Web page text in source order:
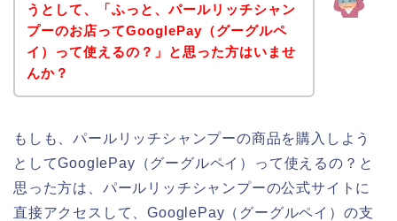
うとして、「ふっと、パールリッチシャン
プーのお店ってGooglePay（グーグルペ
イ）って使えるの？」と思った方はいませ
んか？
もしも、パールリッチシャンプーの商品を購入しよう
としてGooglePay（グーグルペイ）って使えるの？と
思った方は、パールリッチシャンプーの公式サイトに
直接アクセスして、GooglePay（グーグルペイ）の支